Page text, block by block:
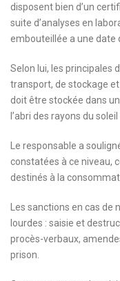
disposent bien d’un
suite d’analyses en
embouteillée a une date
Selon lui, les principales
transport, de stockage
doit être stockée dans
l’abri des rayons du
Le responsable a
constatées à ce niveau,
destinés à la
Les sanctions en cas
lourdes : saisie et
procès-verbaux,
prison.